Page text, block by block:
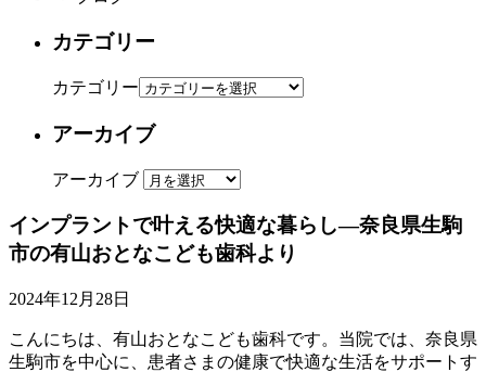
カテゴリー
カテゴリー
アーカイブ
アーカイブ
インプラントで叶える快適な暮らし―奈良県生駒
市の有山おとなこども歯科より
2024年12月28日
こんにちは、有山おとなこども歯科です。当院では、奈良県
生駒市を中心に、患者さまの健康で快適な生活をサポートす